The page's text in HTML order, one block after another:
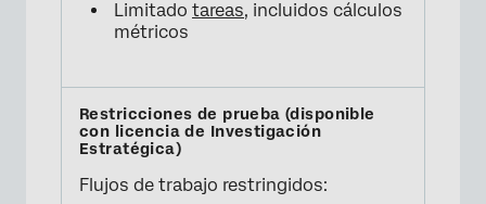
Limitado tareas, incluidos cálculos
métricos
Flujos de trabajo restringidos: